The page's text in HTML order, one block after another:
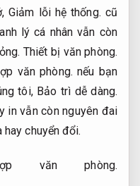
Giảm lỗi hệ thống. cũ
lý cá nhân vẫn còn
Thiết bị văn phòng.
văn phòng. nếu bạn
tôi, Bảo trì dễ dàng.
in vẫn còn nguyên đai
chuyển đổi.
văn phòng.